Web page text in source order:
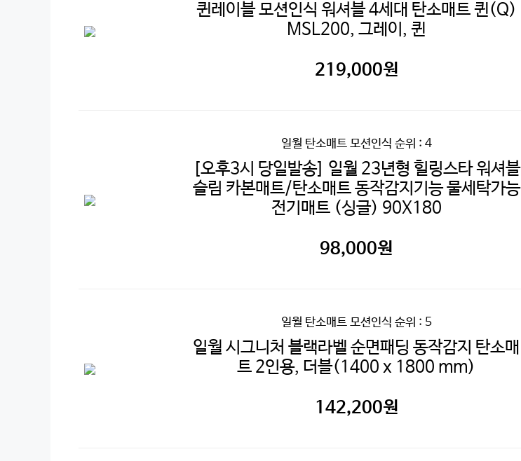
퀸레이블 모션인식 워셔블 4세대 탄소매트 퀸(Q)
MSL200, 그레이, 퀸
219,000원
일월 탄소매트 모션인식 순위 : 4
[오후3시 당일발송] 일월 23년형 힐링스타 워셔블
슬림 카본매트/탄소매트 동작감지기능 물세탁가능
전기매트 (싱글) 90X180
98,000원
일월 탄소매트 모션인식 순위 : 5
일월 시그니처 블랙라벨 순면패딩 동작감지 탄소매
트 2인용, 더블(1400 x 1800 mm)
142,200원